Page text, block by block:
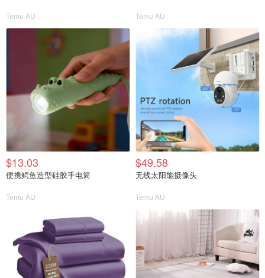
Temu AU Temu AU
$13.03
便携鳄鱼造型硅胶手电筒
Temu AU
$49.58
无线太阳能摄像头
Temu AU